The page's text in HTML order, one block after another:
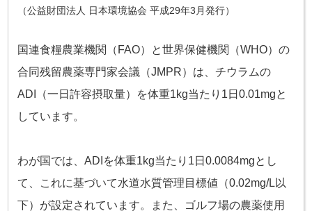
（公益財団法人 日本環境協会 平成29年3月発行）
国連食糧農業機関（FAO）と世界保健機関（WHO）の
合同残留農薬専門家会議（JMPR）は、チウラムの
ADI（一日許容摂取量）を体重1kg当たり1日0.01mgと
しています。
わが国では、ADIを体重1kg当たり1日0.0084mgとし
て、これに基づいて水道水質管理目標値（0.02mg/L以
下）が設定されています。また、ゴルフ場の農薬使用